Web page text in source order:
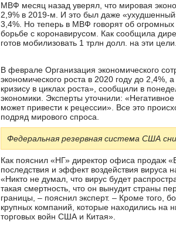
МВФ месяц назад уверял, что мировая
2,9% в 2019-м. И это был даже
3,4%. Но теперь в МВФ говорят об
борьбе с коронавирусом. Как сообщила
готов мобилизовать 1 трлн долл. на эти цели.
В феврале Организация экономического
экономического роста в 2020 году до
кризису в циклах роста», сообщили в
экономики. Эксперты уточнили:
может привести к рецессии». Все это
подряд мирового спроса.
Федеральная резервная система США
Как пояснил «НГ» директор офиса продаж
последствия и эффект воздействия вируса
«Никто не думал, что вирус будет
такая смертность, что он вынудит страны
границы, – пояснил эксперт. – Кроме того,
крупных компаний, которые находились на
торговых войн США и Китая».